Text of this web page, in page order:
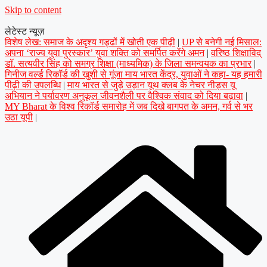
Skip to content
लेटेस्ट न्यूज़
विशेष लेख: समाज के अदृश्य गड्ढों में खोती एक पीढ़ी | UP से बनेगी नई मिसाल:
अपना ‘राज्य युवा पुरस्कार’ युवा शक्ति को समर्पित करेंगे अमन | वरिष्ठ शिक्षाविद्
डॉ. सत्यवीर सिंह को समग्र शिक्षा (माध्यमिक) के जिला समन्वयक का प्रभार |
गिनीज वर्ल्ड रिकॉर्ड की खुशी से गूंजा माय भारत केंद्र, युवाओं ने कहा- यह हमारी
पीढ़ी की उपलब्धि | माय भारत से जुड़े उड़ान यूथ क्लब के नेचर नीड्स यू
अभियान ने पर्यावरण अनुकूल जीवनशैली पर वैश्विक संवाद को दिया बढ़ावा |
MY Bharat के विश्व रिकॉर्ड समारोह में जब दिखे बागपत के अमन, गर्व से भर
उठा यूपी |